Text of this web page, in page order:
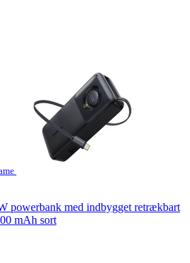
powerbank med indbygget retrækbart
mAh sort